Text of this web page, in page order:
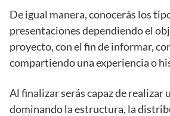
De igual manera, conocerás los
presentaciones dependiendo el
proyecto, con el fin de informar,
compartiendo una experiencia o
Al finalizar serás capaz de realizar
dominando la estructura, la